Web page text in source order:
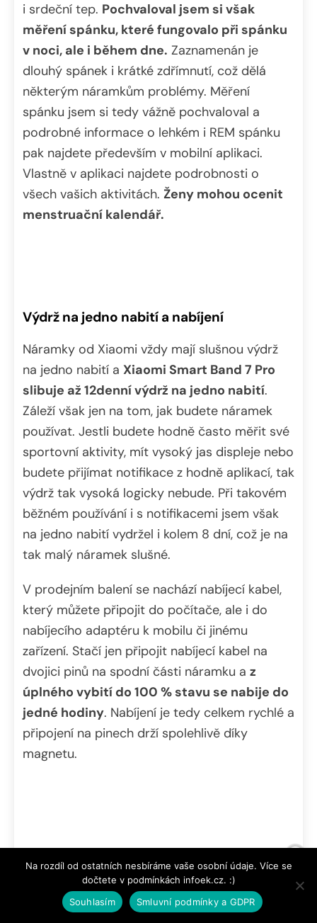
i srdeční tep. Pochvaloval jsem si však
měření spánku, které fungovalo při spánku
v noci, ale i během dne. Zaznamenán je
dlouhý spánek i krátké zdřímnutí, což dělá
některým náramkům problémy. Měření
spánku jsem si tedy vážně pochvaloval a
podrobné informace o lehkém i REM spánku
pak najdete především v mobilní aplikaci.
Vlastně v aplikaci najdete podrobnosti o
všech vašich aktivitách. Ženy mohou ocenit
menstruační kalendář.
Výdrž na jedno nabití a nabíjení
Náramky od Xiaomi vždy mají slušnou výdrž
na jedno nabití a Xiaomi Smart Band 7 Pro
slibuje až 12denní výdrž na jedno nabití.
Záleží však jen na tom, jak budete náramek
používat. Jestli budete hodně často měřit své
sportovní aktivity, mít vysoký jas displeje nebo
budete přijímat notifikace z hodně aplikací, tak
výdrž tak vysoká logicky nebude. Při takovém
běžném používání i s notifikacemi jsem však
na jedno nabití vydržel i kolem 8 dní, což je na
tak malý náramek slušné.
V prodejním balení se nachází nabíjecí kabel,
který můžete připojit do počítače, ale i do
nabíjecího adaptéru k mobilu či jinému
zařízení. Stačí jen připojit nabíjecí kabel na
dvojici pinů na spodní části náramku a z
úplného vybití do 100 % stavu se nabije do
jedné hodiny. Nabíjení je tedy celkem rychlé a
připojení na pinech drží spolehlivě díky
magnetu.
Xiaomi Smart Band 7 Pro je moc hezký
náramek, který se výrobci vážně povedl.
Na rozdíl od ostatních nesbíráme vaše osobní údaje. Více se
dočtete v podmínkách infoek.cz. :)
Souhlasím
Smluvní podmínky a GDPR